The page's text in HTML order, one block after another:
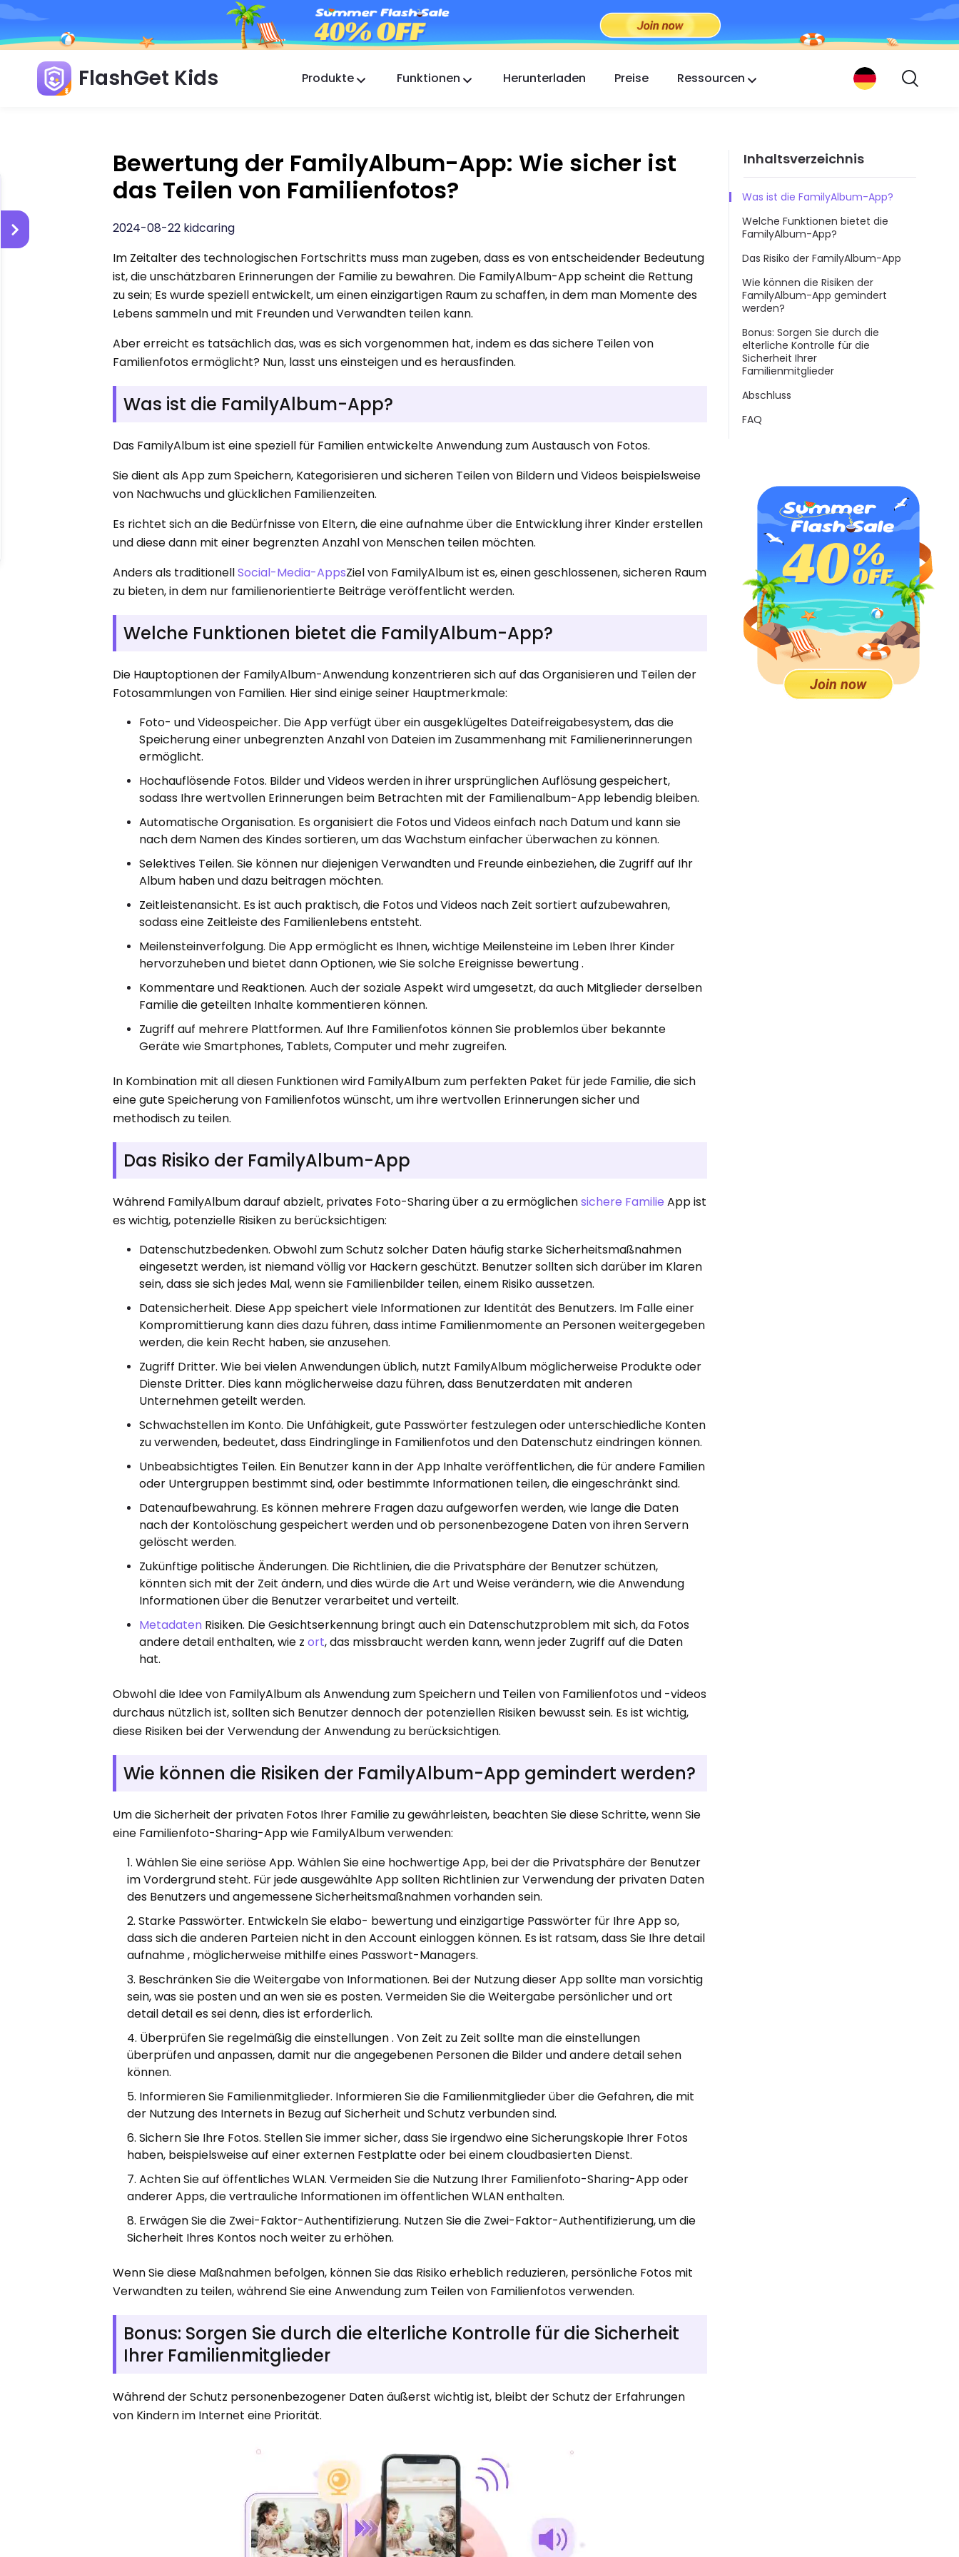
FlashGet Kids Produkte
FlashGet Finder
Die Diebstahlsicherung Ihres Handys, unsere
Verantwortung.
Funktionen Herunterladen Preise Ressourcen
Bewertung der FamilyAlbum-App: Wie sicher ist
das Teilen von Familienfotos?
2024-08-22 kidcaring
Im Zeitalter des technologischen Fortschritts muss man zugeben, dass es von entscheidender Bedeutung
ist, die unschätzbaren Erinnerungen der Familie zu bewahren. Die FamilyAlbum-App scheint die Rettung
zu sein; Es wurde speziell entwickelt, um einen einzigartigen Raum zu schaffen, in dem man Momente des
Lebens sammeln und mit Freunden und Verwandten teilen kann.
Aber erreicht es tatsächlich das, was es sich vorgenommen hat, indem es das sichere Teilen von
Familienfotos ermöglicht? Nun, lasst uns einsteigen und es herausfinden.
Was ist die FamilyAlbum-App?
Das FamilyAlbum ist eine speziell für Familien entwickelte Anwendung zum Austausch von Fotos.
Sie dient als App zum Speichern, Kategorisieren und sicheren Teilen von Bildern und Videos beispielsweise
von Nachwuchs und glücklichen Familienzeiten.
Es richtet sich an die Bedürfnisse von Eltern, die eine aufnahme über die Entwicklung ihrer Kinder erstellen
und diese dann mit einer begrenzten Anzahl von Menschen teilen möchten.
Anders als traditionellSocial-Media-AppsZiel von FamilyAlbum ist es, einen geschlossenen, sicheren Raum
zu bieten, in dem nur familienorientierte Beiträge veröffentlicht werden.
Welche Funktionen bietet die FamilyAlbum-App?
Die Hauptoptionen der FamilyAlbum-Anwendung konzentrieren sich auf das Organisieren und Teilen der
Fotosammlungen von Familien. Hier sind einige seiner Hauptmerkmale:
Foto- und Videospeicher. Die App verfügt über ein ausgeklügeltes Dateifreigabesystem, das die
Speicherung einer unbegrenzten Anzahl von Dateien im Zusammenhang mit Familienerinnerungen
ermöglicht.
Hochauflösende Fotos. Bilder und Videos werden in ihrer ursprünglichen Auflösung gespeichert,
sodass Ihre wertvollen Erinnerungen beim Betrachten mit der Familienalbum-App lebendig bleiben.
Automatische Organisation. Es organisiert die Fotos und Videos einfach nach Datum und kann sie
nach dem Namen des Kindes sortieren, um das Wachstum einfacher überwachen zu können.
Selektives Teilen. Sie können nur diejenigen Verwandten und Freunde einbeziehen, die Zugriff auf Ihr
Album haben und dazu beitragen möchten.
Zeitleistenansicht. Es ist auch praktisch, die Fotos und Videos nach Zeit sortiert aufzubewahren,
sodass eine Zeitleiste des Familienlebens entsteht.
Meilensteinverfolgung. Die App ermöglicht es Ihnen, wichtige Meilensteine ​​im Leben Ihrer Kinder
hervorzuheben und bietet dann Optionen, wie Sie solche Ereignisse bewertung .
Kommentare und Reaktionen. Auch der soziale Aspekt wird umgesetzt, da auch Mitglieder derselben
Familie die geteilten Inhalte kommentieren können.
Zugriff auf mehrere Plattformen. Auf Ihre Familienfotos können Sie problemlos über bekannte
Geräte wie Smartphones, Tablets, Computer und mehr zugreifen.
In Kombination mit all diesen Funktionen wird FamilyAlbum zum perfekten Paket für jede Familie, die sich
eine gute Speicherung von Familienfotos wünscht, um ihre wertvollen Erinnerungen sicher und
methodisch zu teilen.
Das Risiko der FamilyAlbum-App
Während FamilyAlbum darauf abzielt, privates Foto-Sharing über a zu ermöglichensichere Familie App ist
es wichtig, potenzielle Risiken zu berücksichtigen:
Datenschutzbedenken. Obwohl zum Schutz solcher Daten häufig starke Sicherheitsmaßnahmen
eingesetzt werden, ist niemand völlig vor Hackern geschützt. Benutzer sollten sich darüber im Klaren
sein, dass sie sich jedes Mal, wenn sie Familienbilder teilen, einem Risiko aussetzen.
Datensicherheit. Diese App speichert viele Informationen zur Identität des Benutzers. Im Falle einer
Kompromittierung kann dies dazu führen, dass intime Familienmomente an Personen weitergegeben
werden, die kein Recht haben, sie anzusehen.
Zugriff Dritter. Wie bei vielen Anwendungen üblich, nutzt FamilyAlbum möglicherweise Produkte oder
Dienste Dritter. Dies kann möglicherweise dazu führen, dass Benutzerdaten mit anderen
Unternehmen geteilt werden.
Schwachstellen im Konto. Die Unfähigkeit, gute Passwörter festzulegen oder unterschiedliche Konten
zu verwenden, bedeutet, dass Eindringlinge in Familienfotos und den Datenschutz eindringen können.
Unbeabsichtigtes Teilen. Ein Benutzer kann in der App Inhalte veröffentlichen, die für andere Familien
oder Untergruppen bestimmt sind, oder bestimmte Informationen teilen, die eingeschränkt sind.
Datenaufbewahrung. Es können mehrere Fragen dazu aufgeworfen werden, wie lange die Daten
nach der Kontolöschung gespeichert werden und ob personenbezogene Daten von ihren Servern
gelöscht werden.
Zukünftige politische Änderungen. Die Richtlinien, die die Privatsphäre der Benutzer schützen,
könnten sich mit der Zeit ändern, und dies würde die Art und Weise verändern, wie die Anwendung
Informationen über die Benutzer verarbeitet und verteilt.
Metadaten Risiken. Die Gesichtserkennung bringt auch ein Datenschutzproblem mit sich, da Fotos
andere detail enthalten, wie zort, das missbraucht werden kann, wenn jeder Zugriff auf die Daten
hat.
Obwohl die Idee von FamilyAlbum als Anwendung zum Speichern und Teilen von Familienfotos und -videos
durchaus nützlich ist, sollten sich Benutzer dennoch der potenziellen Risiken bewusst sein. Es ist wichtig,
diese Risiken bei der Verwendung der Anwendung zu berücksichtigen.
Wie können die Risiken der FamilyAlbum-App gemindert werden?
Um die Sicherheit der privaten Fotos Ihrer Familie zu gewährleisten, beachten Sie diese Schritte, wenn Sie
eine Familienfoto-Sharing-App wie FamilyAlbum verwenden:
Wählen Sie eine seriöse App. Wählen Sie eine hochwertige App, bei der die Privatsphäre der Benutzer
im Vordergrund steht. Für jede ausgewählte App sollten Richtlinien zur Verwendung der privaten Daten
des Benutzers und angemessene Sicherheitsmaßnahmen vorhanden sein.
Starke Passwörter. Entwickeln Sie elabo- bewertung und einzigartige Passwörter für Ihre App so,
dass sich die anderen Parteien nicht in den Account einloggen können. Es ist ratsam, dass Sie Ihre detail
aufnahme , möglicherweise mithilfe eines Passwort-Managers.
Beschränken Sie die Weitergabe von Informationen. Bei der Nutzung dieser App sollte man vorsichtig
sein, was sie posten und an wen sie es posten. Vermeiden Sie die Weitergabe persönlicher und ort
detail detail es sei denn, dies ist erforderlich.
Überprüfen Sie regelmäßig die einstellungen . Von Zeit zu Zeit sollte man die einstellungen
überprüfen und anpassen, damit nur die angegebenen Personen die Bilder und andere detail sehen
können.
Informieren Sie Familienmitglieder. Informieren Sie die Familienmitglieder über die Gefahren, die mit
der Nutzung des Internets in Bezug auf Sicherheit und Schutz verbunden sind.
Sichern Sie Ihre Fotos. Stellen Sie immer sicher, dass Sie irgendwo eine Sicherungskopie Ihrer Fotos
haben, beispielsweise auf einer externen Festplatte oder bei einem cloudbasierten Dienst.
Achten Sie auf öffentliches WLAN. Vermeiden Sie die Nutzung Ihrer Familienfoto-Sharing-App oder
anderer Apps, die vertrauliche Informationen im öffentlichen WLAN enthalten.
Erwägen Sie die Zwei-Faktor-Authentifizierung. Nutzen Sie die Zwei-Faktor-Authentifizierung, um die
Sicherheit Ihres Kontos noch weiter zu erhöhen.
Wenn Sie diese Maßnahmen befolgen, können Sie das Risiko erheblich reduzieren, persönliche Fotos mit
Verwandten zu teilen, während Sie eine Anwendung zum Teilen von Familienfotos verwenden.
Bonus: Sorgen Sie durch die elterliche Kontrolle für die Sicherheit
Ihrer Familienmitglieder
Während der Schutz personenbezogener Daten äußerst wichtig ist, bleibt der Schutz der Erfahrungen
von Kindern im Internet eine Priorität.
Inhaltsverzeichnis
Was ist die FamilyAlbum-App?
Welche Funktionen bietet die
FamilyAlbum-App?
Das Risiko der FamilyAlbum-App
Wie können die Risiken der
FamilyAlbum-App gemindert
werden?
Bonus: Sorgen Sie durch die
elterliche Kontrolle für die
Sicherheit Ihrer
Familienmitglieder
Abschluss
FAQ